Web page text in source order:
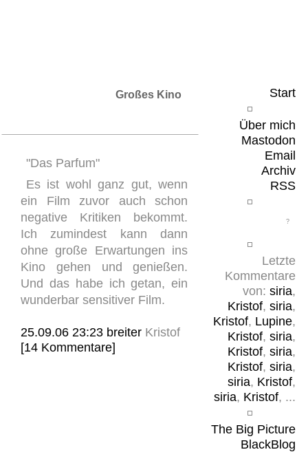
Start
Über mich
Mastodon
Email
Archiv
RSS
Letzte
Kommentare
von: siria,
Kristof, siria,
Kristof, Lupine,
Kristof, siria,
Kristof, siria,
Kristof, siria,
siria, Kristof,
siria, Kristof, ...
The Big Picture
BlackBlog
Großes Kino
"Das Parfum"
Es ist wohl ganz gut, wenn
ein Film zuvor auch schon
negative Kritiken bekommt.
Ich zumindest kann dann
ohne große Erwartungen ins
Kino gehen und genießen.
Und das habe ich getan, ein
wunderbar sensitiver Film.
25.09.06 23:23 breiter Kristof
[14 Kommentare]